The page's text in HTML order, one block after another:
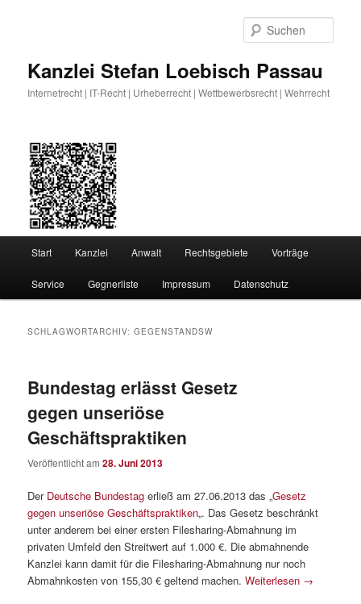
Kanzlei Stefan Loebisch Passau
Internetrecht | IT-Recht | Urheberrecht | Wettbewerbsrecht | Wehrrecht
Start Kanzlei Anwalt Rechtsgebiete Vorträge
Service Gegnerliste Impressum Datenschutz
SCHLAGWORTARCHIV:GEGENSTANDSW
Bundestag erlässt Gesetz
gegen unseriöse
Geschäftspraktiken
Veröffentlicht am28. Juni 2013
Der Deutsche Bundestag erließ am 27.06.2013 das „Gesetz
gegen unseriöse Geschäftspraktiken„. Das Gesetz beschränkt
unter anderem bei einer ersten Filesharing-Abmahnung im
privaten Umfeld den Streitwert auf 1.000 €. Die abmahnende
Kanzlei kann damit für die Filesharing-Abmahnung nur noch
Abmahnkosten von 155,30 € geltend machen.Weiterlesen →